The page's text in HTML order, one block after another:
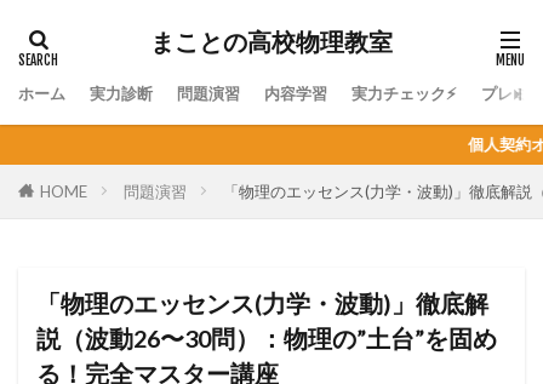
まことの高校物理教室
ホーム 実力診断 問題演習 内容学習 実力チェック⚡ プレミ
個人契約オンライン家庭教師の生徒募
HOME 問題演習 「物理のエッセンス(力学・波動)」徹底解
「物理のエッセンス(力学・波動)」徹底解
説（波動26〜30問）：物理の”土台”を固め
る！完全マスター講座